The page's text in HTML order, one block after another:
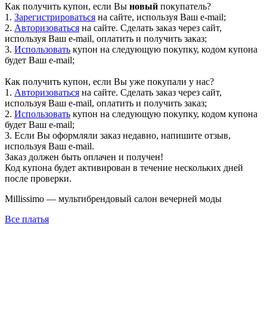
Как получить купон, если Вы новый покупатель?
1. Зарегистрироваться на сайте, используя Ваш e-mail;
2. Авторизоваться на сайте. Сделать заказ через сайт,
используя Ваш e-mail, оплатить и получить заказ;
3. Использовать купон на следующую покупку, кодом купона
будет Ваш e-mail;
Как получить купон, если Вы уже покупали у нас?
1. Авторизоваться на сайте. Сделать заказ через сайт,
используя Ваш e-mail, оплатить и получить заказ;
2. Использовать купон на следующую покупку, кодом купона
будет Ваш e-mail;
3. Если Вы оформляли заказ недавно, напишите отзыв,
используя Ваш e-mail.
Заказ должен быть оплачен и получен!
Код купона будет активирован в течение нескольких дней
после проверки.
Millissimo — мультибрендовый салон вечерней моды
Все платья